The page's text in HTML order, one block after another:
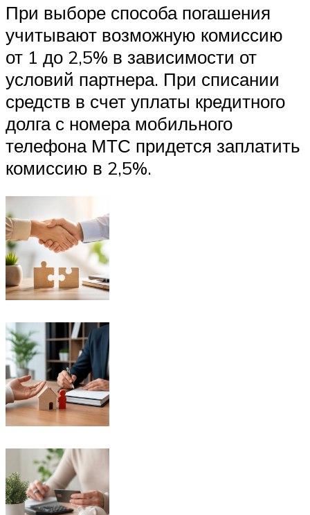
При выборе способа погашения
учитывают возможную комиссию
от 1 до 2,5% в зависимости от
условий партнера. При списании
средств в счет уплаты кредитного
долга с номера мобильного
телефона МТС придется заплатить
комиссию в 2,5%.